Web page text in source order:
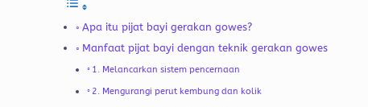
Apa itu pijat bayi gerakan gowes?
Manfaat pijat bayi dengan teknik gerakan gowes
1. Melancarkan sistem pencernaan
2. Mengurangi perut kembung dan kolik